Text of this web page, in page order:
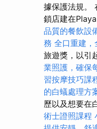
據保護法規。
鎖店建在Playa
品質的餐飲設
務 全口重建，
旅遊獎，以引
業照護，確保
習按摩技巧課
的白蟻處理方
歷以及想要在
術士證照課程